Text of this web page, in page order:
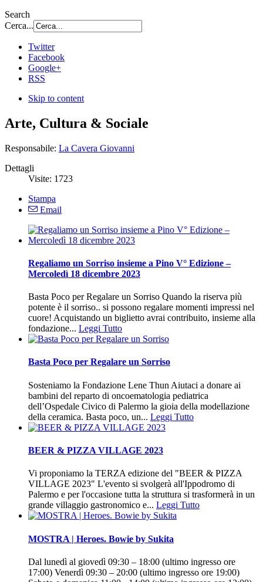
Search
Cerca...
Twitter
Facebook
Google+
RSS
Skip to content
Arte, Cultura & Sociale
Responsabile: La Cavera Giovanni
Dettagli
Visite: 1723
Stampa
Email
Regaliamo un Sorriso insieme a Pino V° Edizione –
Mercoledì 18 dicembre 2023
Basta Poco per Regalare un Sorriso Quando la riserva più
potente è il sorriso.. si possono regalare momenti impressi nel
cuore! Acquistando un biglietto avrai contribuito, insieme alla
fondazione... Leggi Tutto
Basta Poco per Regalare un Sorriso
Sosteniamo la Fondazione Lene Thun Aiutaci a donare ai
bambini del reparto di oncoematologia pediatrica
dell’Ospedale Civico di Palermo la gioia della modellazione
della ceramica. Basta poco, un... Leggi Tutto
BEER & PIZZA VILLAGE 2023
Vi proponiamo la TERZA edizione del "BEER & PIZZA
VILLAGE 2023" L'evento si svolgerà all'Ippodromo di
Palermo e per l'occasione tutta la struttura si trasformerà in un
grande villaggio gastronomico e... Leggi Tutto
MOSTRA | Heroes. Bowie by Sukita
Dal lunedì al giovedì 09:30 – 18:00 (ultimo ingresso ore
17:00) Venerdì 09:30 – 20:00 (ultimo ingresso ore 19:00)